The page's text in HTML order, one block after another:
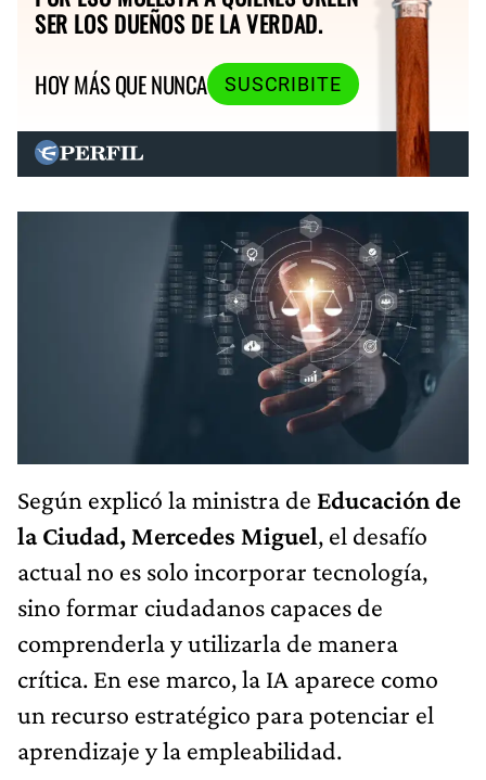
SER LOS DUEÑOS DE LA VERDAD.
HOY MÁS QUE NUNCA
SUSCRIBITE
Según explicó la ministra de Educación de
la Ciudad, Mercedes Miguel, el desafío
actual no es solo incorporar tecnología,
sino formar ciudadanos capaces de
comprenderla y utilizarla de manera
crítica. En ese marco, la IA aparece como
un recurso estratégico para potenciar el
aprendizaje y la empleabilidad.